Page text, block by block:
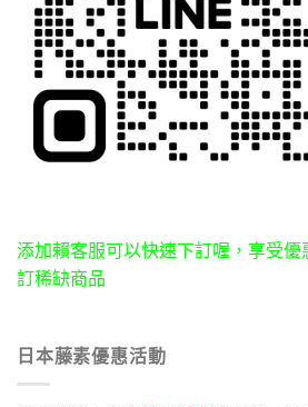
添加賴客服可以快速下訂喔，享受優
訂稀缺商品
日本藤素優惠活動